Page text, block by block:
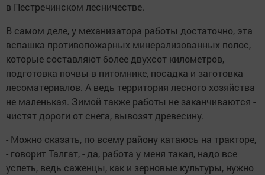
в Пестречинском лесничестве.
В самом деле, у механизатора работы достаточно, эта
вспашка противопожарных минерализованных полос,
которые составляют более двухсот километров,
подготовка почвы в питомнике, посадка и заготовка
лесоматериалов. А ведь территория лесного хозяйства
не маленькая. Зимой также работы не заканчиваются -
чистят дороги от снега, вывозят древесину.
- Можно сказать, по всему району катаюсь на тракторе,
- говорит Талгат, - да, работа у меня такая, надо все
успеть, ведь саженцы, как и зерновые культуры, нужно